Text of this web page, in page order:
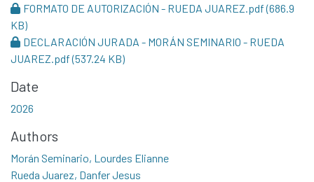
FORMATO DE AUTORIZACIÓN - RUEDA JUAREZ.pdf(686.9
KB)
DECLARACIÓN JURADA - MORÁN SEMINARIO - RUEDA
JUAREZ.pdf(537.24 KB)
Date
2026
Authors
Morán Seminario, Lourdes Elianne
Rueda Juarez, Danfer Jesus